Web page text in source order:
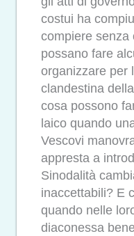
costui ha
compiere senza
possano fare
organizzare per
clandestina
cosa possono
laico quando
Vescovi
appresta a
Sinodalità
inaccettabili? E
quando nelle
diaconessa